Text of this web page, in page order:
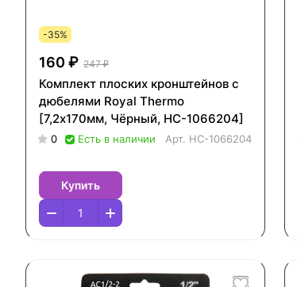
-35%
160 ₽ 247 ₽
Комплект плоских кронштейнов с
дюбелями Royal Thermo
[7,2х170мм, Чёрный, НС-1066204]
0 Есть в наличии Арт. НС-1066204
Купить